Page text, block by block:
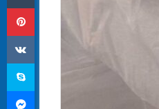
Pinterest
VK
Skype
Messenger